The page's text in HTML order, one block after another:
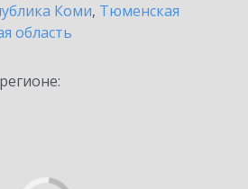
Коми, Тюменская
область